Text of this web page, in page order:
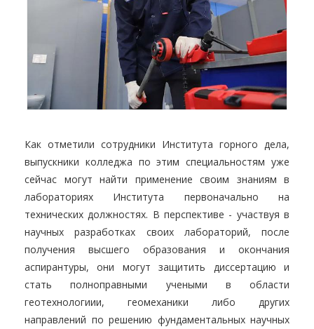
Как отметили сотрудники Института горного дела,
выпускники колледжа по этим специальностям уже
сейчас могут найти применение своим знаниям в
лабораториях Института первоначально на
технических должностях. В перспективе - участвуя в
научных разработках своих лабораторий, после
получения высшего образования и окончания
аспирантуры, они могут защитить диссертацию и
стать полноправными учеными в области
геотехнологиии, геомеханики либо других
направлений по решению фундаментальных научных